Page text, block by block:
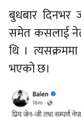
बुधबार दिनभर
समेत कसलाई
थि ।
भएको छ।